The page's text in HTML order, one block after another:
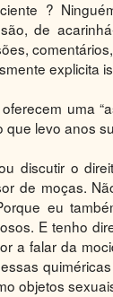
?
de
explicita
uma
que levo anos
discutir o
de moças.
eu
E tenho
a falar da
objetos